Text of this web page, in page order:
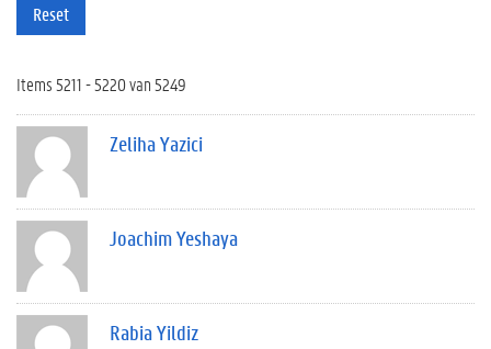
Reset
Items 5211 - 5220 van 5249
Zeliha Yazici
Joachim Yeshaya
Rabia Yildiz